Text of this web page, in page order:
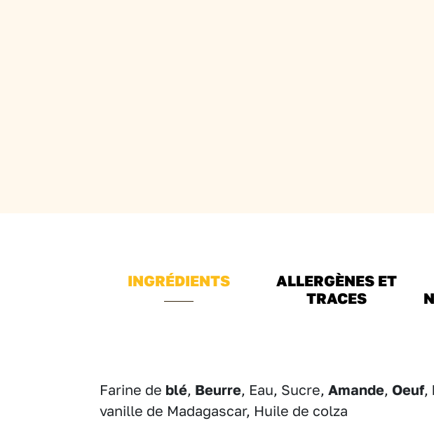
INGRÉDIENTS
ALLERGÈNES ET
TRACES
Farine de blé, Beurre, Eau, Sucre, Amande, Oeuf,
vanille de Madagascar, Huile de colza